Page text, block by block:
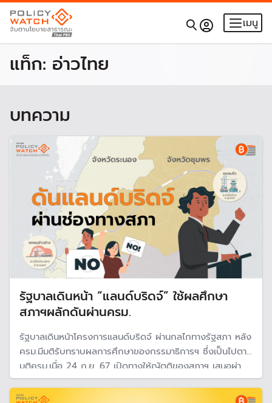
เมนู
แท็ก: อ่าวไทย
บทความ
รัฐบาลเดินหน้า “แลนด์บริดจ์” ใช้ผลศึกษา
สภาฯผลักดันผ่านครม.
รัฐบาลเดินหน้าโครงการแลนด์บริดจ์ ผ่านกลไกทางรัฐสภา หลัง
ครม.มีมติรับทราบผลการศึกษาของกรรมาธิการฯ ซึ่งเป็นไปตาม
มติครม.เมื่อ 24 ก.ย. 67 เปิดทางให้ญัตติของสภาฯ เสนอผ่า
นครม. และถือเป็นมติครม. คาดว่าจะมีการเสนอร่างพระราช
บัญญัติเขตเศรษฐกิจพิเศษฯ หรือ SEC ใน พ.ค.นี้